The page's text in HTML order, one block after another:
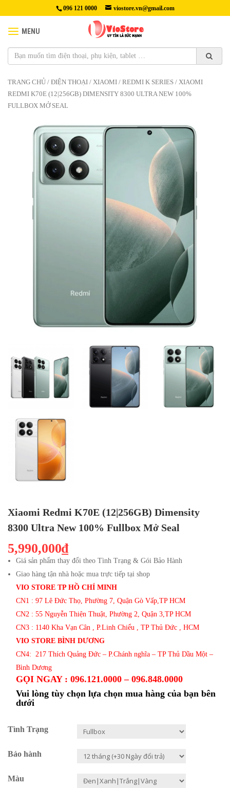
096 121 0000 viostore.vn@gmail.com
MENU
TRANG CHỦ / ĐIỆN THOẠI / XIAOMI / REDMI K SERIES / XIAOMI
REDMI K70E (12|256GB) DIMENSITY 8300 ULTRA NEW 100%
FULLBOX MỞ SEAL
Xiaomi Redmi K70E (12|256GB) Dimensity
8300 Ultra New 100% Fullbox Mở Seal
5,990,000₫
Giá sản phẩm thay đổi theo Tình Trạng & Gói Bảo Hành
Giao hàng tận nhà hoặc mua trực tiếp tại shop
VIO STORE TP HỒ CHÍ MINH
CN1 : 97 Lê Đức Thọ, Phường 7, Quận Gò Vấp,TP HCM
CN2 : 55 Nguyễn Thiện Thuật, Phường 2, Quận 3,TP HCM
CN3 : 1140 Kha Vạn Cân , P.Linh Chiểu , TP Thủ Đức , HCM
VIO STORE BÌNH DƯƠNG
CN4: 217 Thích Quảng Đức – P.Chánh nghĩa – TP Thủ Dầu Một –
Bình Dương
GỌI NGAY : 096.121.0000 – 096.848.0000
Vui lòng tùy chọn lựa chọn mua hàng của bạn bên
dưới
Tình Trạng
Bảo hành
Màu